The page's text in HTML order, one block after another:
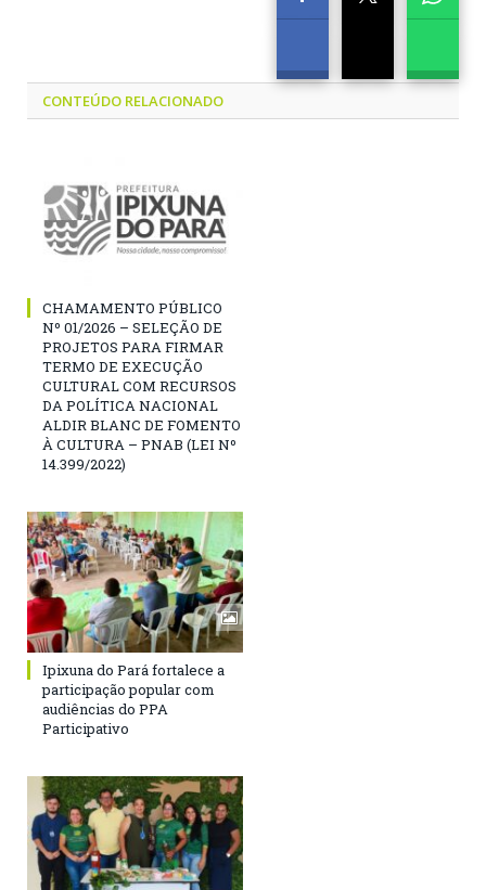
CONTEÚDO RELACIONADO
CHAMAMENTO PÚBLICO
Nº 01/2026 – SELEÇÃO DE
PROJETOS PARA FIRMAR
TERMO DE EXECUÇÃO
CULTURAL COM RECURSOS
DA POLÍTICA NACIONAL
ALDIR BLANC DE FOMENTO
À CULTURA – PNAB (LEI Nº
14.399/2022)
Ipixuna do Pará fortalece a
participação popular com
audiências do PPA
Participativo